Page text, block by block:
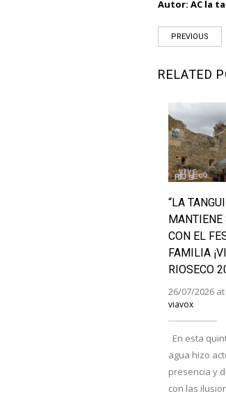
Autor: AC la
PREVIOUS
RELATED
“LA
CON EL
FAMILIA
RIOSECO
26/07/2026
viavox
En esta
agua hizo
presencia y
con las